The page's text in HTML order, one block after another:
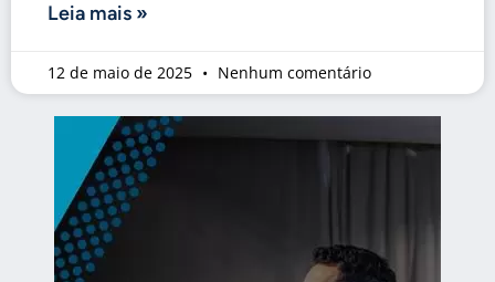
Leia mais »
12 de maio de 2025 Nenhum comentário